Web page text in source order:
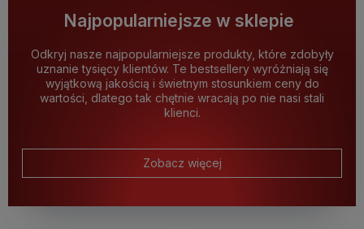
Najpopularniejsze w sklepie
Odkryj nasze najpopularniejsze produkty, które zdobyły
uznanie tysięcy klientów. Te bestsellery wyróżniają się
wyjątkową jakością i świetnym stosunkiem ceny do
wartości, dlatego tak chętnie wracają po nie nasi stali
klienci.
Zobacz więcej